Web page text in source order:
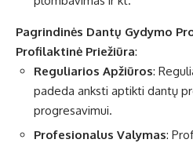
Pagrindinės Dantų Gydymo
Profilaktinė Priežiūra:
Reguliarios Apžiūros:
padeda anksti aptikti dantų
progresavimui.
Profesionalus Valymas: